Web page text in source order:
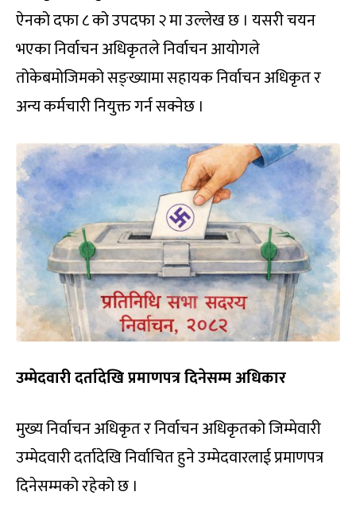
ऐनको दफा ८ को उपदफा २ मा उल्लेख छ । यसरी चयन
भएका निर्वाचन अधिकृतले निर्वाचन आयोगले
तोकेबमोजिमको सङ्ख्यामा सहायक निर्वाचन अधिकृत र
अन्य कर्मचारी नियुक्त गर्न सक्नेछ ।
उम्मेदवारी दर्तादेखि प्रमाणपत्र दिनेसम्म अधिकार
मुख्य निर्वाचन अधिकृत र निर्वाचन अधिकृतको जिम्मेवारी
उम्मेदवारी दर्तादेखि निर्वाचित हुने उम्मेदवारलाई प्रमाणपत्र
दिनेसम्मको रहेको छ ।